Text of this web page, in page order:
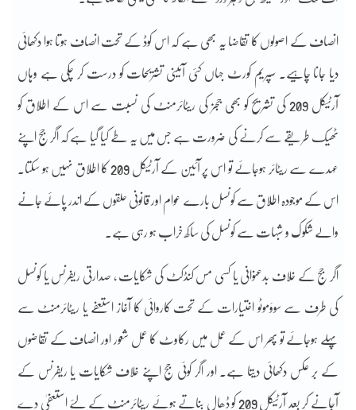
انصاف کے اصولوں کا تقاضا یہ بھی ہے کہ اس کوڈ کے تحت انصاف ہوتا ہوا دکھائی
دیا جانا چاہیے۔ سپریم کورٹ جہاں کئی آئینی تشریحات کو درست کر چکی ہے وہاں
آرٹیکل 209 کی تشریح کو بھی ججز کی ریٹائرمنٹ کی نسبت سے اس کے اطلاق کو
ٹھیک طریقے سے کرنے کی ضرورت ہے جس میں یہ طے کیا گیا ہے کہ اگر جج اپنے
عہدے سے ریٹائر ہوجائے تو اس پر آئین کے آرٹیکل 209 کا اطلاق نہیں ہو سکتا۔
اس کے موجودہ اطلاق سے کونسل بارے عوام اور قانونی حلقوں کے اندر پائے جانے
والے شکوک و شبہات سے کونسل کی ساکھ خراب ہو رہی ہے۔
اگر جج کے خلاف بدعنوانی یا کسی مس کنڈکٹ کی شکایات ، صدارتی ریفرنس یا کونسل
کی طرف سے سوؤموٹو اختیارات کے تحت کاروائی کا آغاز استعفے یا ریٹائرمنٹ سے
پہلے ہوجائے تو پھر اس کے عمل میں رکاوٹ کا عمل شعور اور انصاف کے تقاضوں
کے بر عکس دکھائی دیتا ہے۔ اور اگر کوئی جج اپنے خلاف شکایات یا ریفرنس کے
آجانے کر بعد آرٹیکل 209 کو ڈھال بناتے ہوئے ریٹائرمنٹ کے لئے استعفیٰ دے